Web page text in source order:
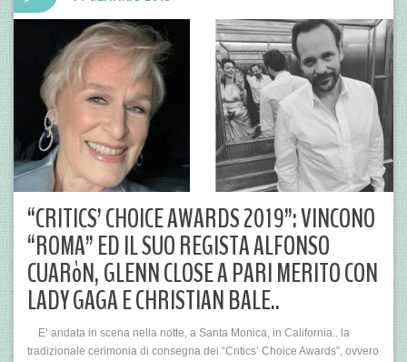
“CRITICS’ CHOICE AWARDS 2019”: VINCONO
“ROMA” ED IL SUO REGISTA ALFONSO
CUARòN, GLENN CLOSE A PARI MERITO CON
LADY GAGA E CHRISTIAN BALE..
E’ andata in scena nella notte, a Santa Monica, in California.. la
tradizionale cerimonia di consegna dei “Critics’ Choice Awards”, ovvero